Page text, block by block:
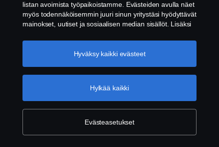
Ota yhteyttä
Whistleblowing -järjestelmä
Evästeiden asetukset
© Copyright Scania 2026. Pidätämme oikeuden
listan avoimista työpaikoistamme. Evästeiden avulla näet
myös todennäköisemmin juuri sinun yritystäsi hyödyttävät
mainokset, uutiset ja sosiaalisen median sisällöt. Lisäksi
parantamiseksi, kun hyväksyt evästeet. Klikkaamalla
"Hyväksyn evästeet" annat suostumuksesi kaikkien
evästeistä löydät täältä: Lisätietoja yksityisyydestäsi
Evästeasetukset
Hylkää kaikki
Hyväksy kaikki evästeet